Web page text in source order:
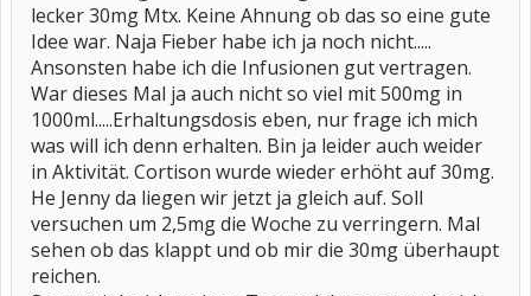
lecker 30mg Mtx. Keine Ahnung ob das so eine gute
Idee war. Naja Fieber habe ich ja noch nicht.....
Ansonsten habe ich die Infusionen gut vertragen.
War dieses Mal ja auch nicht so viel mit 500mg in
1000ml.....Erhaltungsdosis eben, nur frage ich mich
was will ich denn erhalten. Bin ja leider auch weider
in Aktivität. Cortison wurde wieder erhöht auf 30mg.
He Jenny da liegen wir jetzt ja gleich auf. Soll
versuchen um 2,5mg die Woche zu verringern. Mal
sehen ob das klappt und ob mir die 30mg überhaupt
reichen.